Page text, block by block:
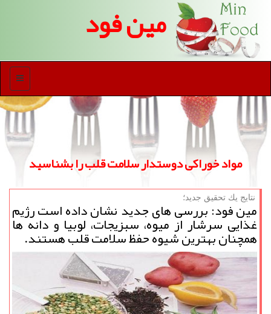
مین فود
منو
مواد خوراكی دوستدار سلامت قلب را بشناسید
نتایج یك تحقیق جدید؛
مین فود: بررسی های جدید نشان داده است رژیم
غذایی سرشار از میوه، سبزیجات، لوبیا و دانه ها
همچنان بهترین شیوه حفظ سلامت قلب هستند.